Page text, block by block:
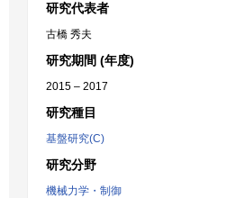
研究代表者
古橋 秀夫
研究期間 (年度)
2015 – 2017
研究種目
基盤研究(C)
研究分野
機械力学・制御